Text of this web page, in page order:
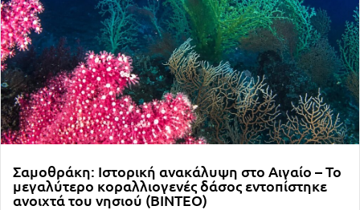
Σαμοθράκη: Ιστορική ανακάλυψη στο Αιγαίο – Το
μεγαλύτερο κοραλλιογενές δάσος εντοπίστηκε
ανοιχτά του νησιού (ΒΙΝΤΕΟ)